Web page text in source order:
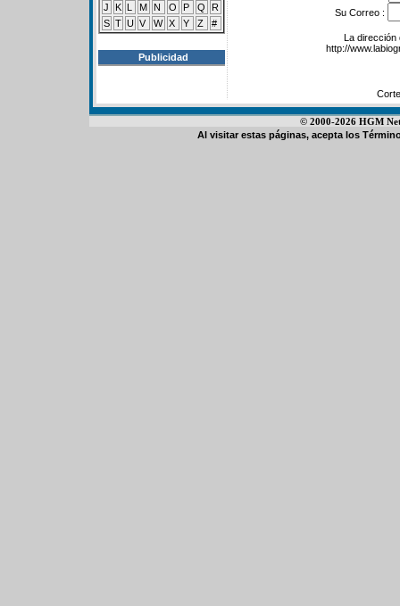
J
K L M N O P Q
R
S T U V W X Y Z #
Publicidad
Su Correo :
La dirección
http://
© 2000-2026 HGM
Al visitar estas páginas, acepta los